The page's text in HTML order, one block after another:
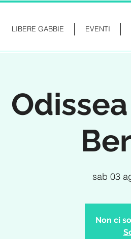
LIBERE GABBIE
EVENTI
sab 03
Non ci